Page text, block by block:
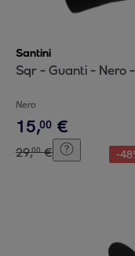
Santini
Sqr - Guanti - Nero
Nero
15,00 €
29,00 € -48